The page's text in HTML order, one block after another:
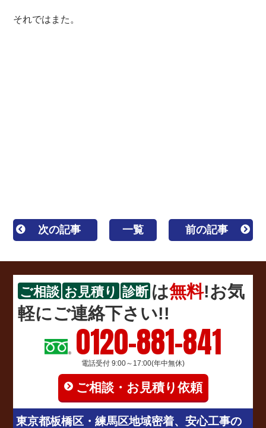
それではまた。
次の記事 一覧 前の記事
ご相談 お見積り 診断 は無料!お気
軽にご連絡下さい!!
0120-881-841
電話受付 9:00～17:00(年中無休)
ご相談・お見積り依頼
東京都板橋区・練馬区地域密着、安心工事の